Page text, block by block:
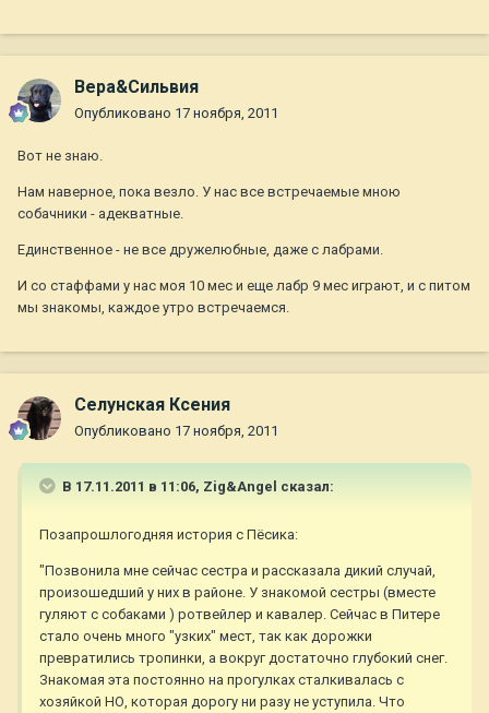
Вера&Сильвия
Опубликовано 17 ноября, 2011
Вот не знаю.
Нам наверное, пока везло. У нас все встречаемые мною
собачники - адекватные.
Единственное - не все дружелюбные, даже с лабрами.
И со стаффами у нас моя 10 мес и еще лабр 9 мес играют, и с питом
мы знакомы, каждое утро встречаемся.
Селунская Ксения
Опубликовано 17 ноября, 2011
В 17.11.2011 в 11:06, Zig&Angel сказал:
Позапрошлогодняя история с Пёсика:
"Позвонила мне сейчас сестра и рассказала дикий случай,
произошедший у них в районе. У знакомой сестры (вместе
гуляют с собаками ) ротвейлер и кавалер. Сейчас в Питере
стало очень много "узких" мест, так как дорожки
превратились тропинки, а вокруг достаточно глубокий снег.
Знакомая эта постоянно на прогулках сталкивалась с
хозяйкой НО, которая дорогу ни разу не уступила. Что